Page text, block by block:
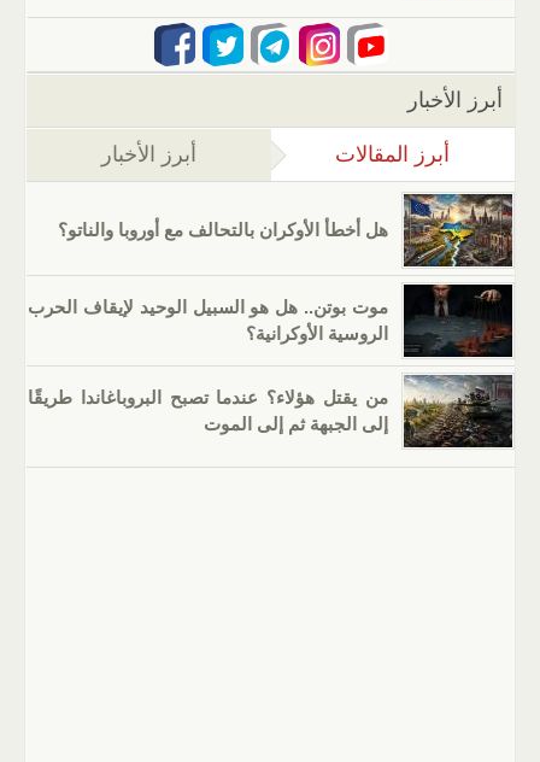
أبرز الأخبار
أبرز المقالات (علامة التبويب النشطة)
أبرز الأخبار
هل أخطأ الأوكران بالتحالف مع أوروبا والناتو؟
موت بوتن.. هل هو السبيل الوحيد لإيقاف الحرب
الروسية الأوكرانية؟
من يقتل هؤلاء؟ عندما تصبح البروباغاندا طريقًا
إلى الجبهة ثم إلى الموت